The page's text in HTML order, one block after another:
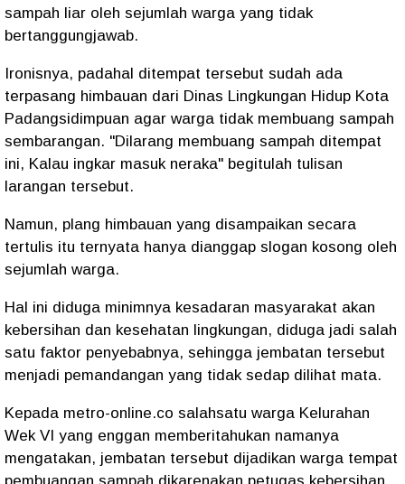
sampah liar oleh sejumlah warga yang tidak
bertanggungjawab.
Ironisnya, padahal ditempat tersebut sudah ada
terpasang himbauan dari Dinas Lingkungan Hidup Kota
Padangsidimpuan agar warga tidak membuang sampah
sembarangan. "Dilarang membuang sampah ditempat
ini, Kalau ingkar masuk neraka" begitulah tulisan
larangan tersebut.
Namun, plang himbauan yang disampaikan secara
tertulis itu ternyata hanya dianggap slogan kosong oleh
sejumlah warga.
Hal ini diduga minimnya kesadaran masyarakat akan
kebersihan dan kesehatan lingkungan, diduga jadi salah
satu faktor penyebabnya, sehingga jembatan tersebut
menjadi pemandangan yang tidak sedap dilihat mata.
Kepada metro-online.co salahsatu warga Kelurahan
Wek VI yang enggan memberitahukan namanya
mengatakan, jembatan tersebut dijadikan warga tempat